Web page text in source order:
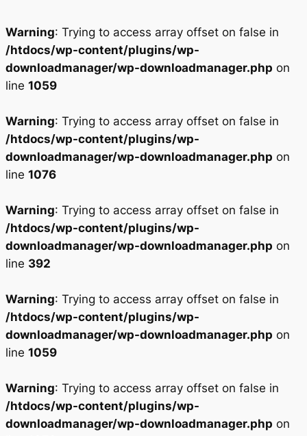
Warning: Trying to access array offset on false in
/htdocs/wp-content/plugins/wp-
downloadmanager/wp-downloadmanager.php on
line 1059
Warning: Trying to access array offset on false in
/htdocs/wp-content/plugins/wp-
downloadmanager/wp-downloadmanager.php on
line 1076
Warning: Trying to access array offset on false in
/htdocs/wp-content/plugins/wp-
downloadmanager/wp-downloadmanager.php on
line 392
Warning: Trying to access array offset on false in
/htdocs/wp-content/plugins/wp-
downloadmanager/wp-downloadmanager.php on
line 1059
Warning: Trying to access array offset on false in
/htdocs/wp-content/plugins/wp-
downloadmanager/wp-downloadmanager.php on